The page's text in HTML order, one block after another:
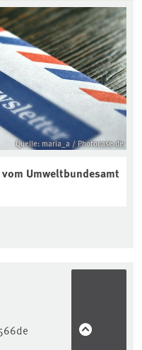
Quelle: maria_a / Photocase.de
Umweltbundesamt